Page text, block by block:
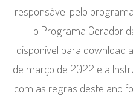
responsável pelo
o Programa Gerador
disponível para download
de março de 2022 e a
com as regras deste ano